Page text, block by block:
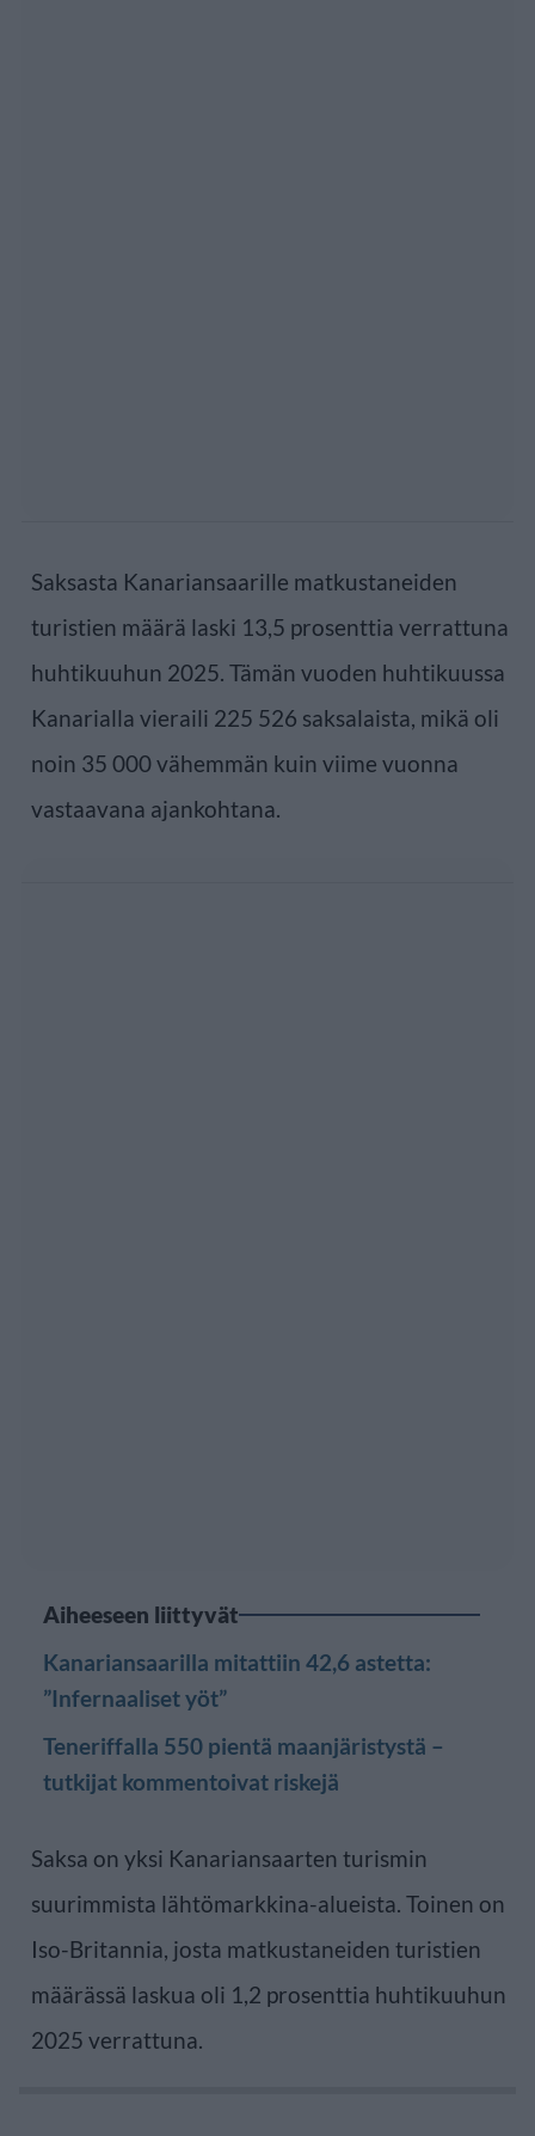
Saksasta Kanariansaarille matkustaneiden
turistien määrä laski 13,5 prosenttia verrattuna
huhtikuuhun 2025. Tämän vuoden huhtikuussa
Kanarialla vieraili 225 526 saksalaista, mikä oli
noin 35 000 vähemmän kuin viime vuonna
vastaavana ajankohtana.
Aiheeseen liittyvät
Kanariansaarilla mitattiin 42,6 astetta:
”Infernaaliset yöt”
Teneriffalla 550 pientä maanjäristystä –
tutkijat kommentoivat riskejä
Saksa on yksi Kanariansaarten turismin
suurimmista lähtömarkkina-alueista. Toinen on
Iso-Britannia, josta matkustaneiden turistien
määrässä laskua oli 1,2 prosenttia huhtikuuhun
2025 verrattuna.